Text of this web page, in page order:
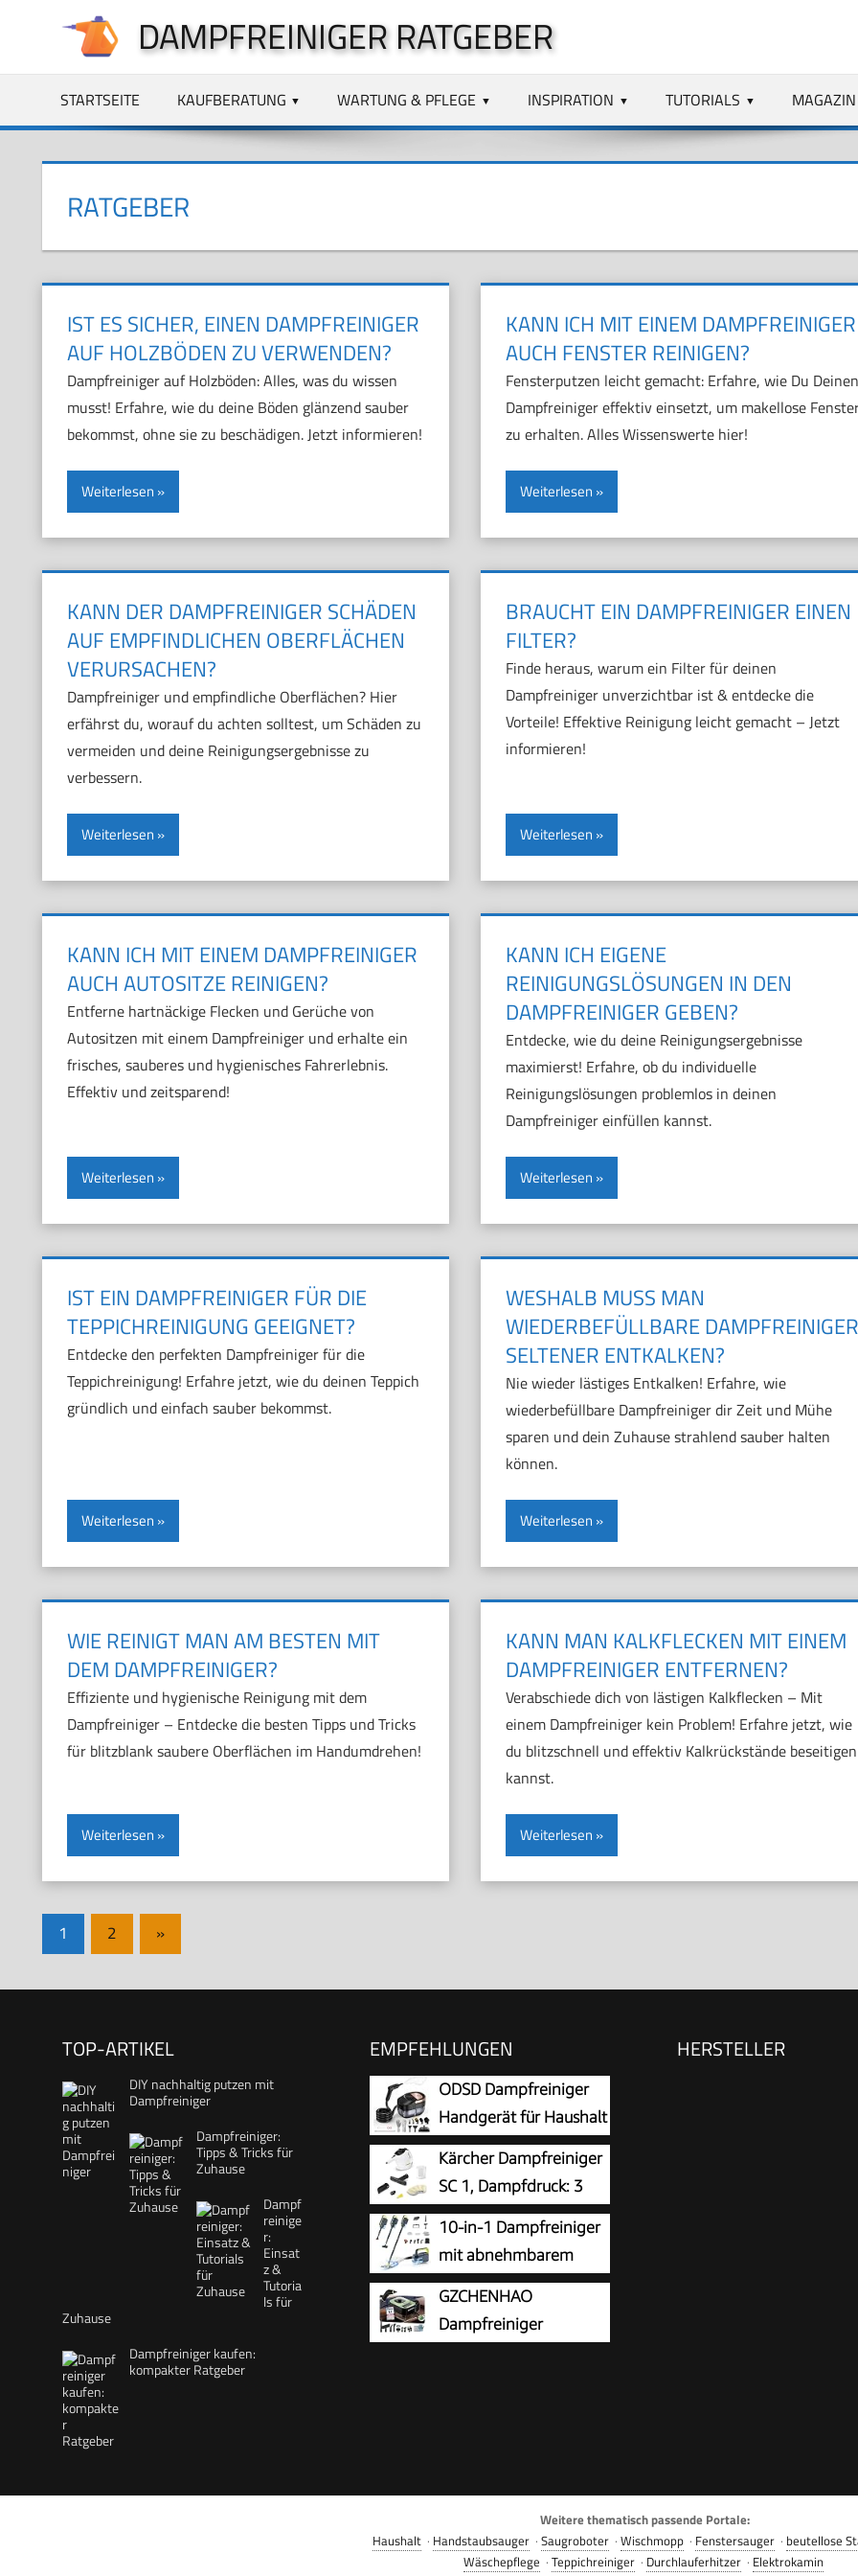
springen
DAMPFREINIGER RATGEBER
STARTSEITE KAUFBERATUNG WARTUNG & PFLEGE INSPIRATION TUTORIALS MAGAZIN
RATGEBER
IST ES SICHER, EINEN DAMPFREINIGER
AUF HOLZBÖDEN ZU VERWENDEN?
Dampfreiniger auf Holzböden: Alles, was du wissen
musst! Erfahre, wie du deine Böden glänzend sauber
bekommst, ohne sie zu beschädigen. Jetzt informieren!
Weiterlesen
KANN ICH MIT EINEM DAMPFREINIGER
AUCH FENSTER REINIGEN?
Fensterputzen leicht gemacht: Erfahre, wie Du Deinen
Dampfreiniger effektiv einsetzt, um makellose
zu erhalten. Alles Wissenswerte hier!
Weiterlesen
KANN DER DAMPFREINIGER SCHÄDEN
AUF EMPFINDLICHEN OBERFLÄCHEN
VERURSACHEN?
Dampfreiniger und empfindliche Oberflächen? Hier
erfährst du, worauf du achten solltest, um Schäden zu
vermeiden und deine Reinigungsergebnisse zu
verbessern.
Weiterlesen
BRAUCHT EIN DAMPFREINIGER EINEN
FILTER?
Finde heraus, warum ein Filter für deinen
Dampfreiniger unverzichtbar ist & entdecke die
Vorteile! Effektive Reinigung leicht gemacht – Jetzt
informieren!
Weiterlesen
KANN ICH MIT EINEM DAMPFREINIGER
AUCH AUTOSITZE REINIGEN?
Entferne hartnäckige Flecken und Gerüche von
Autositzen mit einem Dampfreiniger und erhalte ein
frisches, sauberes und hygienisches Fahrerlebnis.
Effektiv und zeitsparend!
Weiterlesen
KANN ICH EIGENE
REINIGUNGSLÖSUNGEN IN DEN
DAMPFREINIGER GEBEN?
Entdecke, wie du deine Reinigungsergebnisse
maximierst! Erfahre, ob du individuelle
Reinigungslösungen problemlos in deinen
Dampfreiniger einfüllen kannst.
Weiterlesen
IST EIN DAMPFREINIGER FÜR DIE
TEPPICHREINIGUNG GEEIGNET?
Entdecke den perfekten Dampfreiniger für die
Teppichreinigung! Erfahre jetzt, wie du deinen Teppich
gründlich und einfach sauber bekommst.
Weiterlesen
WESHALB MUSS MAN
WIEDERBEFÜLLBARE DAMPFREINIGER
SELTENER ENTKALKEN?
Nie wieder lästiges Entkalken! Erfahre, wie
wiederbefüllbare Dampfreiniger dir Zeit und Mühe
sparen und dein Zuhause strahlend sauber halten
können.
Weiterlesen
WIE REINIGT MAN AM BESTEN MIT
DEM DAMPFREINIGER?
Effiziente und hygienische Reinigung mit dem
Dampfreiniger – Entdecke die besten Tipps und Tricks
für blitzblank saubere Oberflächen im Handumdrehen!
Weiterlesen
KANN MAN KALKFLECKEN MIT EINEM
DAMPFREINIGER ENTFERNEN?
Verabschiede dich von lästigen Kalkflecken – Mit
einem Dampfreiniger kein Problem! Erfahre jetzt, wie
du blitzschnell und effektiv Kalkrückstände beseitigen
kannst.
Weiterlesen
Seitennummerierung
der
1 2
Nächste
Beiträge
»
TOP-ARTIKEL
DIY nachhaltig putzen mit
Dampfreiniger
Dampfreiniger:
Tipps & Tricks für
Zuhause
Dampf
reinige
r:
Einsat
z &
Tutoria
ls für
Zuhause
Dampfreiniger kaufen:
kompakter Ratgeber
EMPFEHLUNGEN
ODSD Dampfreiniger
Handgerät für Haushalt
und Auto 15s
Aufheizzeit
Kärcher Dampfreiniger
SC 1, Dampfdruck: 3
bar, Aufheizzeit: 3 min.,
Leistung: 1.200 W,
Flächenleistung: 20 m², Tank:
200 ml, mit Hand-, Punktstrahl-
und Powerdüse, Mikrofaser-
10-in-1 Dampfreiniger
mit abnehmbarem
Handgerät,Handdampf
reiniger Zubehör
GZCHENHAO
Dampfreiniger
Boden, Küche, Bad, Fenster,
HERSTELLER
Weitere thematisch passende Portale:
Haushalt · Handstaubsauger · Saugroboter · Wischmopp · Fenstersauger · beutellose
Wäschepflege · Teppichreiniger · Durchlauferhitzer · Elektrokamin